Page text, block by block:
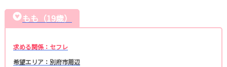
もも（19歳）
求める関係：セフレ
希望エリア：別府市周辺